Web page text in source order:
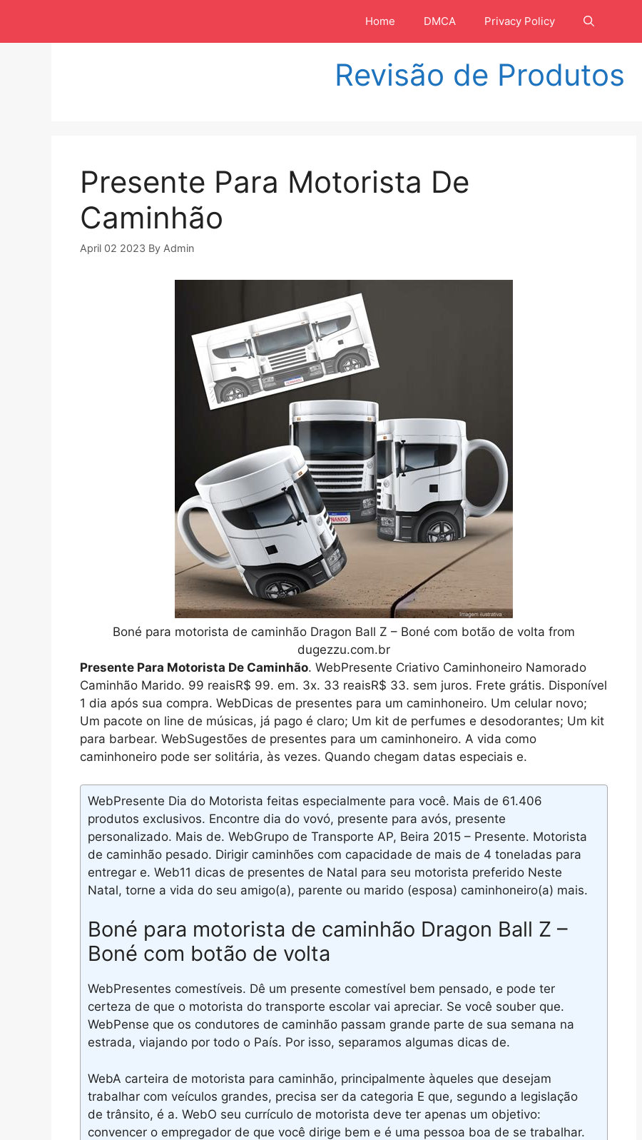
isi
Home DMCA Privacy Policy
Revisão de Produtos
Presente Para Motorista De
Caminhão
April 02 2023 By Admin
Boné para motorista de caminhão Dragon Ball Z – Boné com botão de volta from
dugezzu.com.br
Presente Para Motorista De Caminhão. WebPresente Criativo Caminhoneiro Namorado
Caminhão Marido. 99 reaisR$ 99. em. 3x. 33 reaisR$ 33. sem juros. Frete grátis. Disponível
1 dia após sua compra. WebDicas de presentes para um caminhoneiro. Um celular novo;
Um pacote on line de músicas, já pago é claro; Um kit de perfumes e desodorantes; Um kit
para barbear. WebSugestões de presentes para um caminhoneiro. A vida como
caminhoneiro pode ser solitária, às vezes. Quando chegam datas especiais e.
WebPresente Dia do Motorista feitas especialmente para você. Mais de 61.406
produtos exclusivos. Encontre dia do vovó, presente para avós, presente
personalizado. Mais de. WebGrupo de Transporte AP, Beira 2015 – Presente. Motorista
de caminhão pesado. Dirigir caminhões com capacidade de mais de 4 toneladas para
entregar e. Web11 dicas de presentes de Natal para seu motorista preferido Neste
Natal, torne a vida do seu amigo(a), parente ou marido (esposa) caminhoneiro(a) mais.
Boné para motorista de caminhão Dragon Ball Z –
Boné com botão de volta
WebPresentes comestíveis. Dê um presente comestível bem pensado, e pode ter
certeza de que o motorista do transporte escolar vai apreciar. Se você souber que.
WebPense que os condutores de caminhão passam grande parte de sua semana na
estrada, viajando por todo o País. Por isso, separamos algumas dicas de.
WebA carteira de motorista para caminhão, principalmente àqueles que desejam
trabalhar com veículos grandes, precisa ser da categoria E que, segundo a legislação
de trânsito, é a. WebO seu currículo de motorista deve ter apenas um objetivo:
convencer o empregador de que você dirige bem e é uma pessoa boa de se trabalhar.